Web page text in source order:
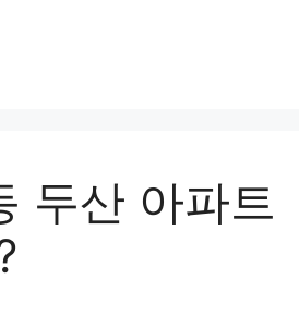
두산 아파트